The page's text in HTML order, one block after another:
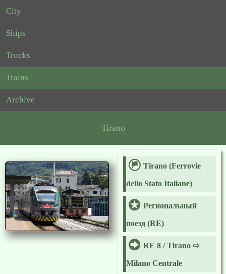
City
Ships
Trucks
Trains
Archive
Tirano
Tirano (Ferrovie
dello Stato Italiane)
Региональный
поезд (RE)
RE 8 / Tirano ⇨
Milano Centrale